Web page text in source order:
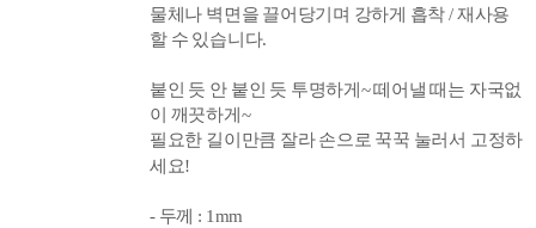
물체나 벽면을 끌어당기며 강하게 흡착 / 재사용
할 수 있습니다.
붙인 듯 안 붙인 듯 투명하게~ 떼어낼 때는 자국없
이 깨끗하게~
필요한 길이만큼 잘라 손으로 꾹꾹 눌러서 고정하
세요!
- 두께 : 1mm